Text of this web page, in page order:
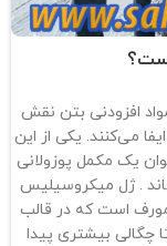
افزودنی بتن نقش
می‌کنند. یکی از این
یک مکمل پوزولانی
. ژل میکروسیلیس
است که در قالب
بیشتری پیدا